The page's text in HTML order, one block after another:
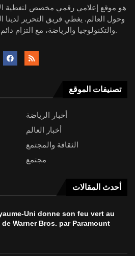
وحول العالم. يغطي فريق التحرير لدينا
والتكنولوجيا والرياضة، مع التزام دائم بالدقة وموثوقية المعلومات.
تصنيفات الموقع
أخبار الرياضة
أخبار العالم
الثقافة والمجتمع
مجتمع
أحدث المقالات
Uni donne son feu vert au
de Warner Bros. par Paramount